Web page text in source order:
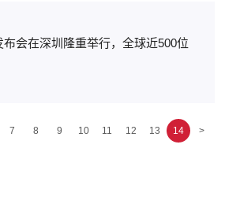
会在深圳隆重举行，全球近500位
7 8 9 10 11 12 13 14 >